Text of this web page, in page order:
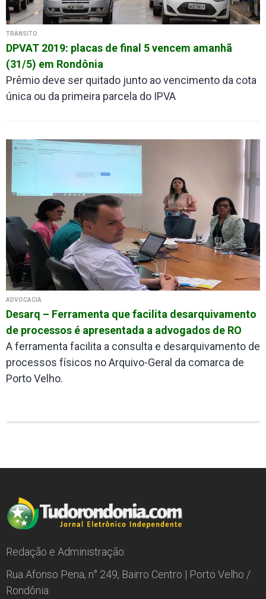
TRÂNSITO
DPVAT 2019: placas de final 5 vencem amanhã
(31/5) em Rondônia
Prêmio deve ser quitado junto ao vencimento da cota
única ou da primeira parcela do IPVA
ADVOCACIA
Desarq – Ferramenta que facilita desarquivamento
de processos é apresentada a advogados de RO
A ferramenta facilita a consulta e desarquivamento de
processos físicos no Arquivo-Geral da comarca de
Porto Velho.
Redação e Administração:
Rua Afonso Pena, n° 249, Bairro Centro | Porto Velho /
Rondônia